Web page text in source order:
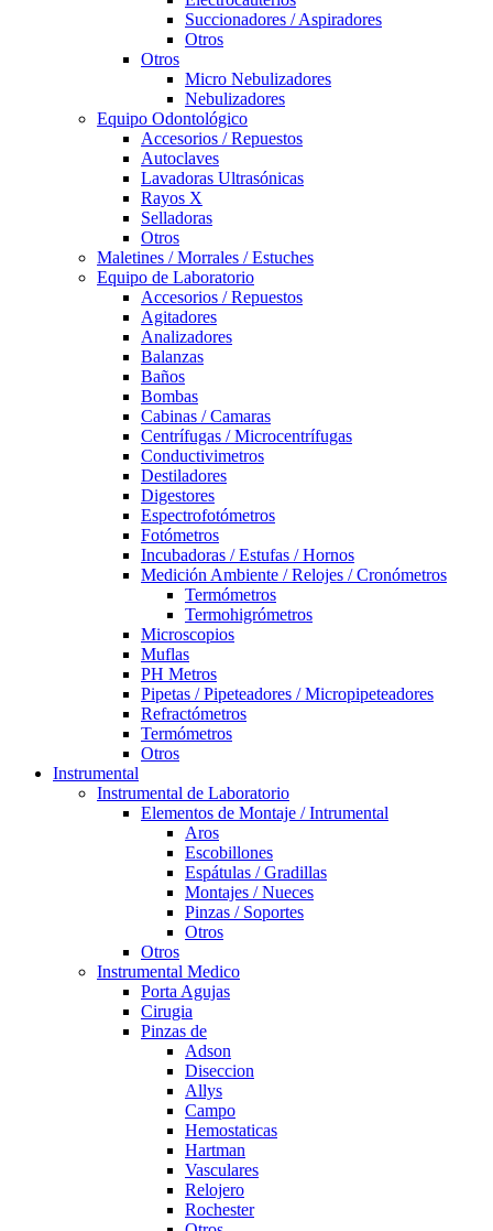
Succionadores / Aspiradores
Otros
Otros
Micro Nebulizadores
Nebulizadores
Equipo Odontológico
Accesorios / Repuestos
Autoclaves
Lavadoras Ultrasónicas
Rayos X
Selladoras
Otros
Maletines / Morrales / Estuches
Equipo de Laboratorio
Accesorios / Repuestos
Agitadores
Analizadores
Balanzas
Baños
Bombas
Cabinas / Camaras
Centrífugas / Microcentrífugas
Conductivimetros
Destiladores
Digestores
Espectrofotómetros
Fotómetros
Incubadoras / Estufas / Hornos
Medición Ambiente / Relojes / Cronómetros
Termómetros
Termohigrómetros
Microscopios
Muflas
PH Metros
Pipetas / Pipeteadores / Micropipeteadores
Refractómetros
Termómetros
Otros
Instrumental
Instrumental de Laboratorio
Elementos de Montaje / Intrumental
Aros
Escobillones
Espátulas / Gradillas
Montajes / Nueces
Pinzas / Soportes
Otros
Otros
Instrumental Medico
Porta Agujas
Cirugia
Pinzas de
Adson
Diseccion
Allys
Campo
Hemostaticas
Hartman
Vasculares
Relojero
Rochester